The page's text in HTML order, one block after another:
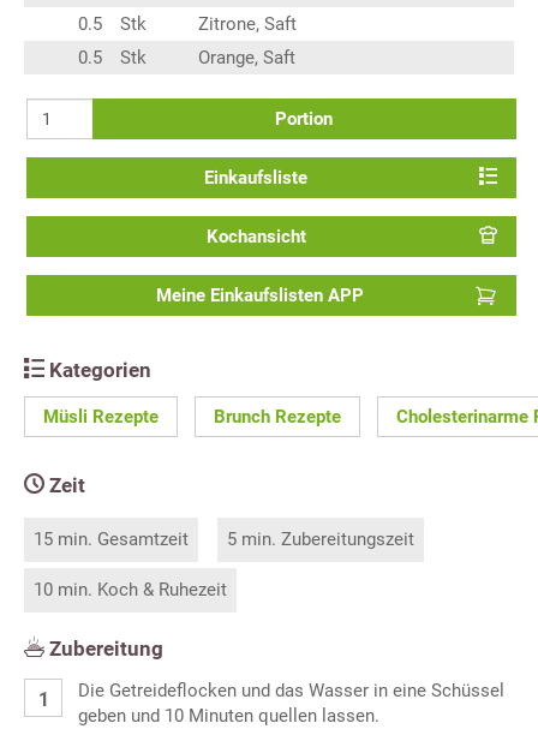
0.5
Stk
Zitrone, Saft
0.5
Stk Orange, Saft
Portion
Einkaufsliste
Kochansicht
Meine Einkaufslisten APP
Kategorien
Müsli Rezepte Brunch Rezepte Cholesterinarme
Zeit
15 min. Gesamtzeit 5 min. Zubereitungszeit
10 min. Koch & Ruhezeit
Zubereitung
Die Getreideflocken und das Wasser in eine Schüssel
geben und 10 Minuten quellen lassen.